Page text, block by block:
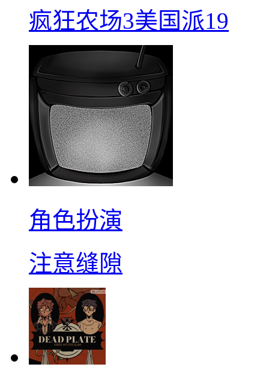
疯狂农场3美国派19
角色扮演
注意缝隙